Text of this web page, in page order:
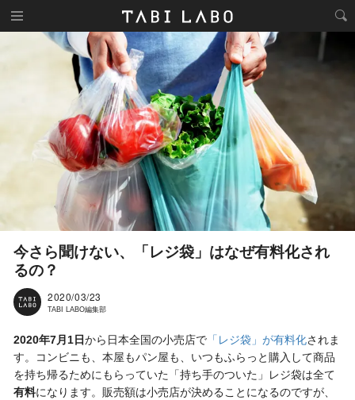
今さら聞けない、「レジ袋」はなぜ有料化され
るの？
2020/03/23
TABI LABO編集部
2020年7月1日から日本全国の小売店で 「レジ袋」が有料化されま
す。コンビニも、本屋もパン屋も、いつもふらっと購入して商品
を持ち帰るためにもらっていた「持ち手のついた」レジ袋は全て
有料になります。販売額は小売店が決めることになるのですが、